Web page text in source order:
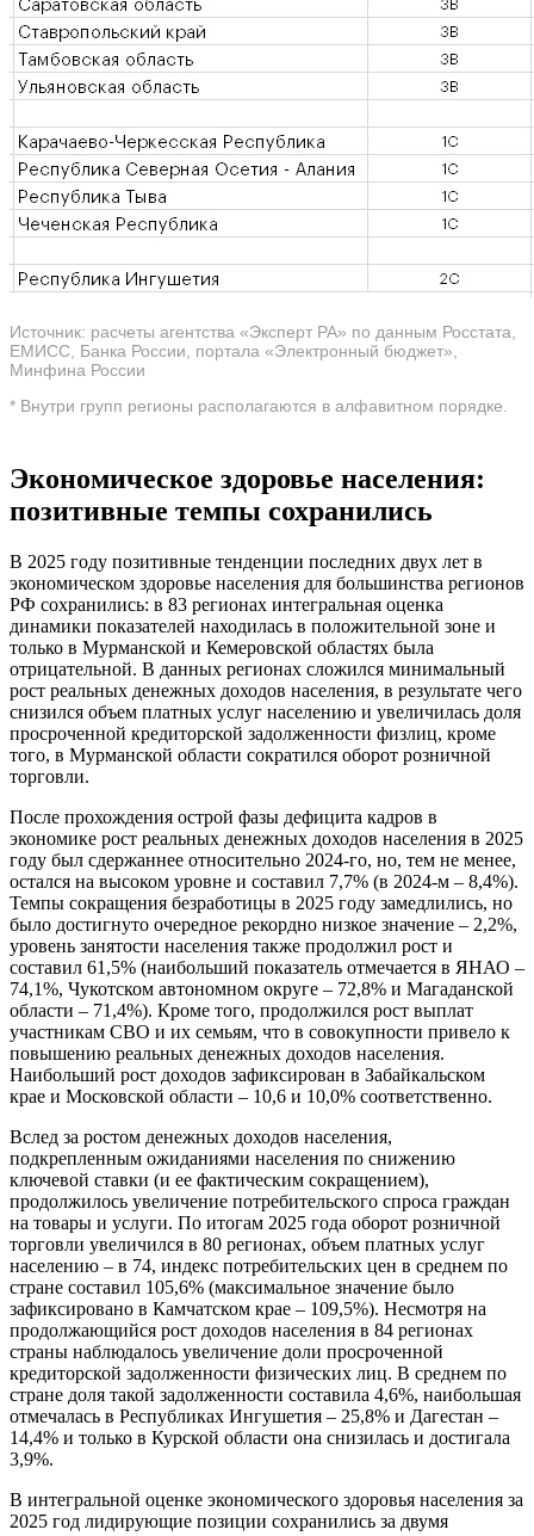
Источник: расчеты агентства «Эксперт РА» по данным Росстата,
ЕМИСС, Банка России, портала «Электронный бюджет»,
Минфина России
* Внутри групп регионы располагаются в алфавитном порядке.
Экономическое здоровье населения:
позитивные темпы сохранились
В 2025 году позитивные тенденции последних двух лет в
экономическом здоровье населения для большинства регионов
РФ сохранились: в 83 регионах интегральная оценка
динамики показателей находилась в положительной зоне и
только в Мурманской и Кемеровской областях была
отрицательной. В данных регионах сложился минимальный
рост реальных денежных доходов населения, в результате чего
снизился объем платных услуг населению и увеличилась доля
просроченной кредиторской задолженности физлиц, кроме
того, в Мурманской области сократился оборот розничной
торговли.
После прохождения острой фазы дефицита кадров в
экономике рост реальных денежных доходов населения в 2025
году был сдержаннее относительно 2024-го, но, тем не менее,
остался на высоком уровне и составил 7,7% (в 2024-м – 8,4%).
Темпы сокращения безработицы в 2025 году замедлились, но
было достигнуто очередное рекордно низкое значение – 2,2%,
уровень занятости населения также продолжил рост и
составил 61,5% (наибольший показатель отмечается в ЯНАО –
74,1%, Чукотском автономном округе – 72,8% и Магаданской
области – 71,4%). Кроме того, продолжился рост выплат
участникам СВО и их семьям, что в совокупности привело к
повышению реальных денежных доходов населения.
Наибольший рост доходов зафиксирован в Забайкальском
крае и Московской области – 10,6 и 10,0% соответственно.
Вслед за ростом денежных доходов населения,
подкрепленным ожиданиями населения по снижению
ключевой ставки (и ее фактическим сокращением),
продолжилось увеличение потребительского спроса граждан
на товары и услуги. По итогам 2025 года оборот розничной
торговли увеличился в 80 регионах, объем платных услуг
населению – в 74, индекс потребительских цен в среднем по
стране составил 105,6% (максимальное значение было
зафиксировано в Камчатском крае – 109,5%). Несмотря на
продолжающийся рост доходов населения в 84 регионах
страны наблюдалось увеличение доли просроченной
кредиторской задолженности физических лиц. В среднем по
стране доля такой задолженности составила 4,6%, наибольшая
отмечалась в Республиках Ингушетия – 25,8% и Дагестан –
14,4% и только в Курской области она снизилась и достигала
3,9%.
В интегральной оценке экономического здоровья населения за
2025 год лидирующие позиции сохранились за двумя